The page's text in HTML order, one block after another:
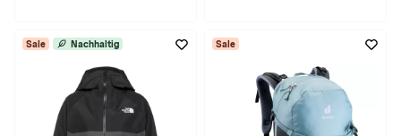
Sale Nachhaltig Sale